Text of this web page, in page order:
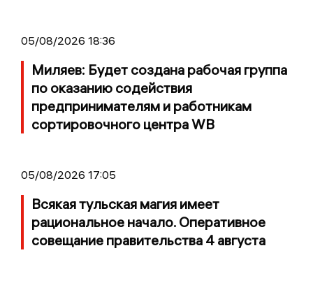
05/08/2026 18:36
Миляев: Будет создана рабочая группа
по оказанию содействия
предпринимателям и работникам
сортировочного центра WB
05/08/2026 17:05
Всякая тульская магия имеет
рациональное начало. Оперативное
совещание правительства 4 августа